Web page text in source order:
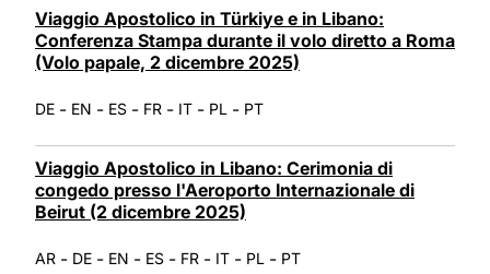
Viaggio Apostolico in Türkiye e in Libano:
Conferenza Stampa durante il volo diretto a Roma
(Volo papale, 2 dicembre 2025)
DE - EN - ES - FR - IT - PL - PT
Viaggio Apostolico in Libano: Cerimonia di
congedo presso l'Aeroporto Internazionale di
Beirut (2 dicembre 2025)
AR - DE - EN - ES - FR - IT - PL - PT